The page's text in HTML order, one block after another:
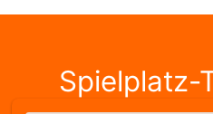
Spielplatz-